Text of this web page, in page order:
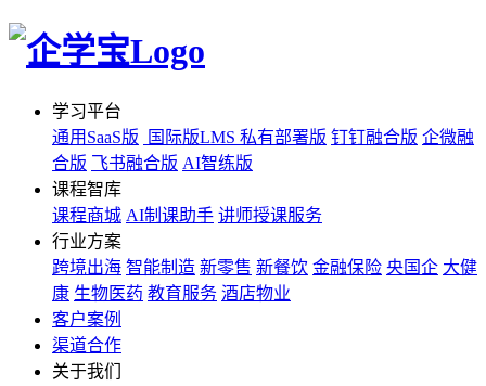
学习平台
通用SaaS版
国际版LMS 私有部署版 钉钉融合版 企微融
合版 飞书融合版 AI智练版
课程智库
课程商城 AI制课助手 讲师授课服务
行业方案
跨境出海 智能制造 新零售 新餐饮 金融保险 央国企 大健
康 生物医药 教育服务 酒店物业
客户案例
渠道合作
关于我们